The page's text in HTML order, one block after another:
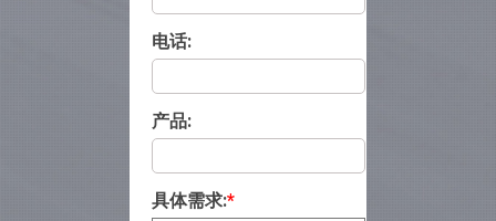
电话:
产品:
具体需求:*